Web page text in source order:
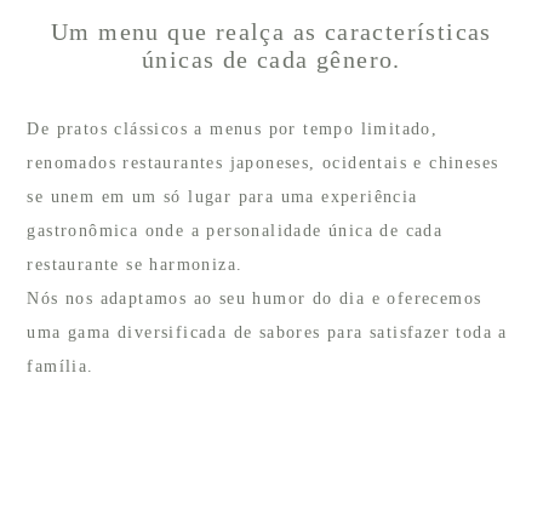
Um menu que realça as características
únicas de cada gênero.
De pratos clássicos a menus por tempo limitado,
renomados restaurantes japoneses, ocidentais e chineses
se unem em um só lugar para uma experiência
gastronômica onde a personalidade única de cada
restaurante se harmoniza.
Nós nos adaptamos ao seu humor do dia e oferecemos
uma gama diversificada de sabores para satisfazer toda a
família.